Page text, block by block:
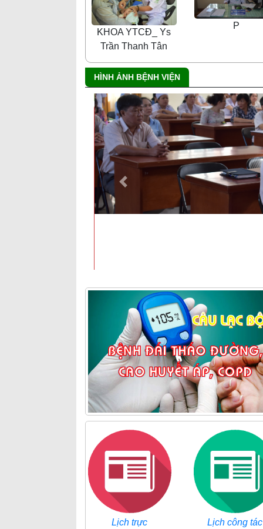
KHOA YTCĐ_ Ys
Trần Thanh Tân
P
HÌNH ẢNH BỆNH VIỆN
Previous
Lịch trực Lịch công tác
TRANG LIÊN HẾT
Tra cứu danh mục ICD
Công ty chủ quản
BHXH tỉnh Bình Dương